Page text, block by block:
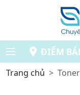
ĐIỂM
Trang chủ